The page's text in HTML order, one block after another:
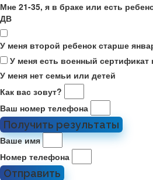
Мне 21-35, я в браке или есть
ДВ
У меня второй ребенок старше
У меня есть военный сертификат
У меня нет семьи или детей
Как вас зовут?
Ваш номер телефона
Получить результаты
Ваше имя
Номер телефона
Отправить